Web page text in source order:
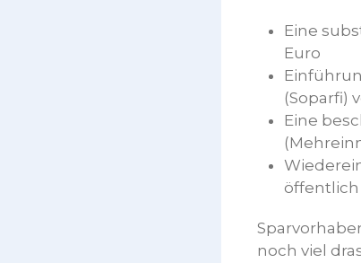
Eine
Euro
(Soparfi)
Eine
öffentlich
noch viel